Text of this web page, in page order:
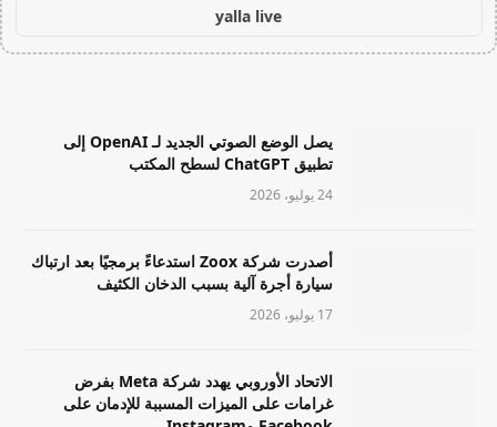
yalla live
يصل الوضع الصوتي الجديد لـ OpenAI إلى
تطبيق ChatGPT لسطح المكتب
24 يوليو، 2026
أصدرت شركة Zoox استدعاءً برمجيًا بعد ارتباك
سيارة أجرة آلية بسبب الدخان الكثيف
17 يوليو، 2026
الاتحاد الأوروبي يهدد شركة Meta بفرض
غرامات على الميزات المسببة للإدمان على